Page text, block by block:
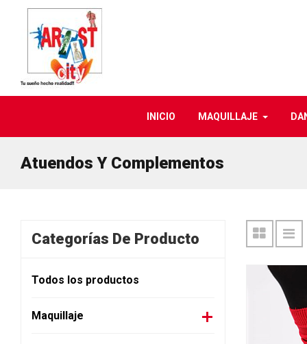
INICIO MAQUILLAJE
Atuendos Y Complementos
Categorías De Producto
Todos los productos
Maquillaje